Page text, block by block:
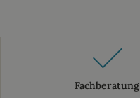
Fachberatung